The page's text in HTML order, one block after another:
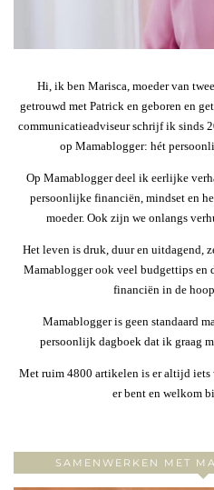
Hi, ik ben Marisca, moeder van
getrouwd met Patrick en geboren en
communicatieadviseur schrijf ik sinds
op Mamablogger: hét
Op Mamablogger deel ik eerlijke
persoonlijke financiën, mindset en
moeder. Ook zijn we onlangs
Het leven is druk, duur en uitdagend,
Mamablogger ook veel budgettips en
financiën in de
Mamablogger is geen standaard
persoonlijk dagboek dat ik graag
Met ruim 4800 artikelen is er altijd
er bent en welkom
SAMENWERKEN MET